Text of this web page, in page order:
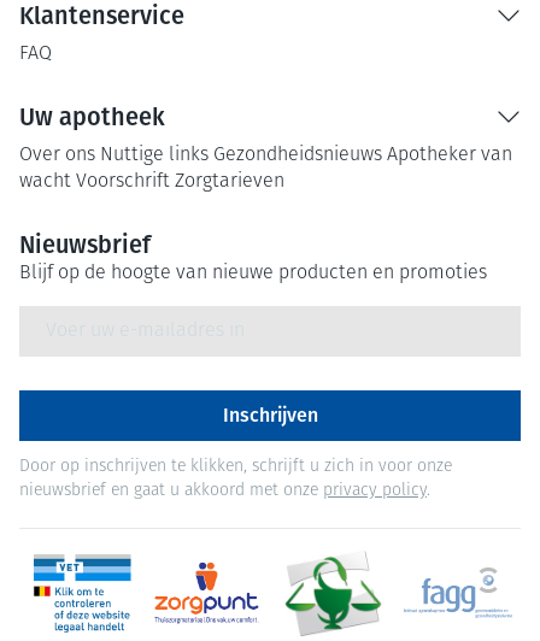
Klantenservice
FAQ
Uw apotheek
Over ons Nuttige links Gezondheidsnieuws Apotheker van
wacht Voorschrift Zorgtarieven
Nieuwsbrief
Blijf op de hoogte van nieuwe producten en promoties
Inschrijven
Door op inschrijven te klikken, schrijft u zich in voor onze
nieuwsbrief en gaat u akkoord met onze privacy policy.